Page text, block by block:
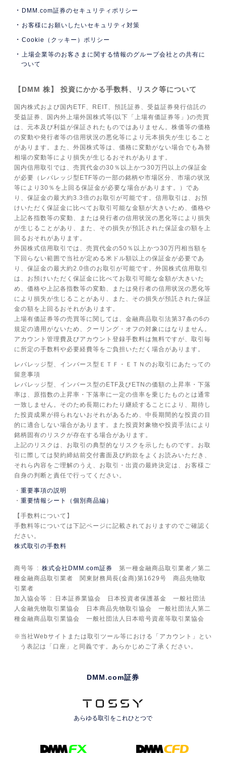
DMM.com証券のセキュリティポリシー
お客様にお願いしたいセキュリティ対策
Cookie（クッキー）ポリシー
上場企業等のお客さまに関する情報のグループ会社との共有に
ついて
【DMM 株】 投資にかかる手数料、リスク等について
国内株式および国内ETF、REIT、預託証券、受益証券発行信託の
受益証券、国内外上場外国株式等(以下「上場有価証券等」)の売買
は、元本及び利益が保証されたものではありません。株価等の価格
の変動や発行者等の信用状況の悪化等により元本損失が生じること
があります。また、外国株式等は、価格に変動がない場合でも為替
相場の変動等により損失が生じるおそれがあります。
国内信用取引では、売買代金の30％以上かつ30万円以上の保証金
が必要（レバレッジ型ETF等の一部の銘柄や市場区分、市場の状況
等により30％を上回る保証金が必要な場合があります。）であ
り、保証金の最大約3.3倍のお取引が可能です。信用取引は、お預
けいただく保証金に比べてお取引可能な金額が大きいため、価格や
上記各指数等の変動、または発行者の信用状況の悪化等により損失
が生じることがあり、また、その損失が預託された保証金の額を上
回るおそれがあります。
外国株式信用取引では、売買代金の50％以上かつ30万円相当額を
下回らない範囲で当社が定める米ドル額以上の保証金が必要であ
り、保証金の最大約2.0倍のお取引が可能です。外国株式信用取引
は、お預けいただく保証金に比べてお取引可能な金額が大きいた
め、価格や上記各指数等の変動、または発行者の信用状況の悪化等
により損失が生じることがあり、また、その損失が預託された保証
金の額を上回るおそれがあります。
上場有価証券等の売買等に関しては、金融商品取引法第37条の6の
規定の適用がないため、クーリング・オフの対象にはなりません。
アカウント管理費及びアカウント登録手数料は無料ですが、取引毎
に所定の手数料や必要経費等をご負担いただく場合があります。
レバレッジ型、インバース型ＥＴＦ・ＥＴＮのお取引にあたっての
留意事項
レバレッジ型、インバース型のETF及びETNの価額の上昇率・下落
率は、原指数の上昇率・下落率に一定の倍率を乗じたものとは通常
一致しません。そのため長期にわたり継続することにより、期待し
た投資成果が得られないおそれがあるため、中長期間的な投資の目
的に適合しない場合があります。また投資対象物や投資手法により
銘柄固有のリスクが存在する場合があります。
上記のリスクは、お取引の典型的なリスクを示したものです。お取
引に際しては契約締結前交付書面及び約款をよくお読みいただき、
それら内容をご理解のうえ、お取引・出資の最終決定は、お客様ご
自身の判断と責任で行ってください。
重要事項の説明
重要情報シート（個別商品編）
【手数料について】
手数料等については下記ページに記載されておりますのでご確認く
ださい。
株式取引の手数料
商号等 株式会社DMM.com証券 第一種金融商品取引業者／第二
種金融商品取引業者 関東財務局長(金商)第1629号 商品先物取
引業者
加入協会等
日本証券業協会 日本投資者保護基金 一般社団法
人金融先物取引業協会 日本商品先物取引協会 一般社団法人第二
種金融商品取引業協会 一般社団法人日本暗号資産等取引業協会
当社Webサイトまたは取引ツール等における「アカウント」とい
う表記は「口座」と同義です。あらかじめご了承ください。
DMM.com証券
あらゆる取引をこれひとつで